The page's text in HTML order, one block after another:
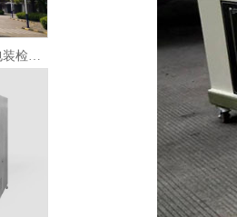
膳魔师多次合作海优测纸箱包装检测仪器